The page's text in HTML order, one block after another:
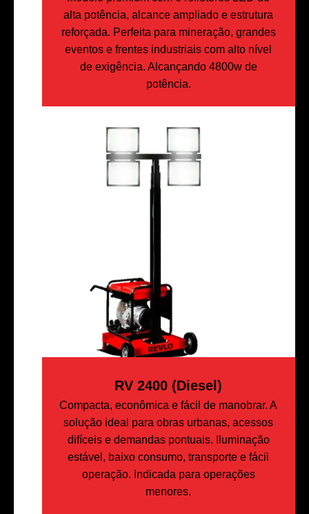
alta potência, alcance ampliado e estrutura
reforçada. Perfeita para mineração, grandes
eventos e frentes industriais com alto nível
de exigência. Alcançando 4800w de
potência.
RV 2400 (Diesel)
Compacta, econômica e fácil de manobrar. A
solução ideal para obras urbanas, acessos
difíceis e demandas pontuais. Iluminação
estável, baixo consumo, transporte e fácil
operação. Indicada para operações
menores.